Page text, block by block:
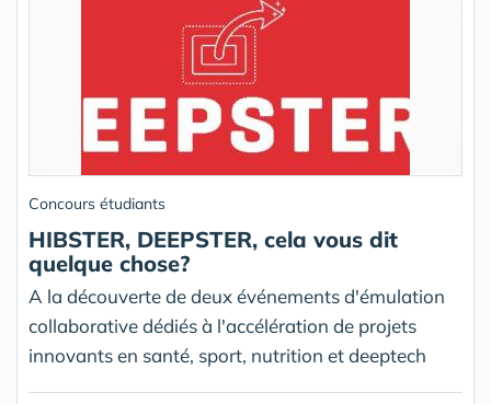
Concours étudiants
HIBSTER, DEEPSTER, cela vous dit
quelque chose?
A la découverte de deux événements d'émulation
collaborative dédiés à l'accélération de projets
innovants en santé, sport, nutrition et deeptech